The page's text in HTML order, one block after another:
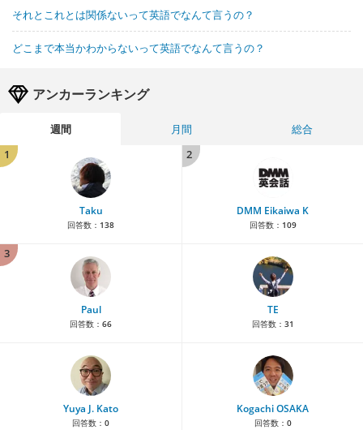
それとこれとは関係ないって英語でなんて言うの？
どこまで本当かわからないって英語でなんて言うの？
アンカーランキング
週間 月間
総合
1
Taku
回答数： 138
2
DMM Eikaiwa K
回答数： 109
3
Paul
回答数： 66
TE
回答数： 31
Yuya J. Kato
回答数： 0
Kogachi OSAKA
回答数： 0